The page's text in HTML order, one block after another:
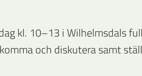
kl. 10–13 i Wilhelmsdals
och diskutera samt